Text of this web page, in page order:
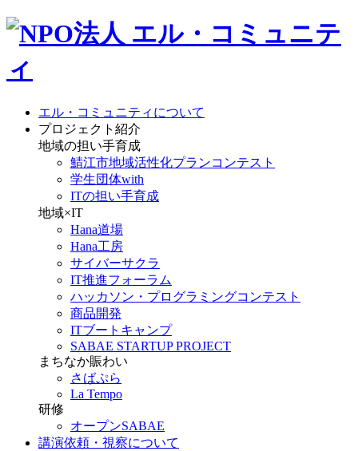
エル・コミュニティについて
プロジェクト紹介
地域の担い手育成
鯖江市地域活性化プランコンテスト
学生団体with
ITの担い手育成
地域×IT
Hana道場
Hana工房
サイバーサクラ
IT推進フォーラム
ハッカソン・プログラミングコンテスト
商品開発
ITブートキャンプ
SABAE STARTUP PROJECT
まちなか賑わい
さばぷら
La Tempo
研修
オープンSABAE
講演依頼・視察について